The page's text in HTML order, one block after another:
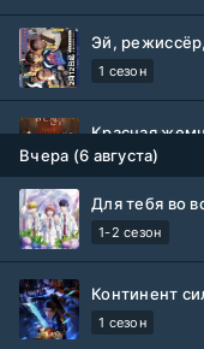
1 сезон
Красная
1 сезон
Древние
1-5 сезон
Вчера (6 августа)
Для тебя во
1-2 сезон
Континент
1 сезон